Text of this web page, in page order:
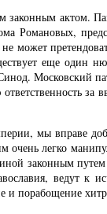
актом.
Романовых,
может
еще один
Московский
мы вправе
легко
законным путем
ведут к
и порабощение